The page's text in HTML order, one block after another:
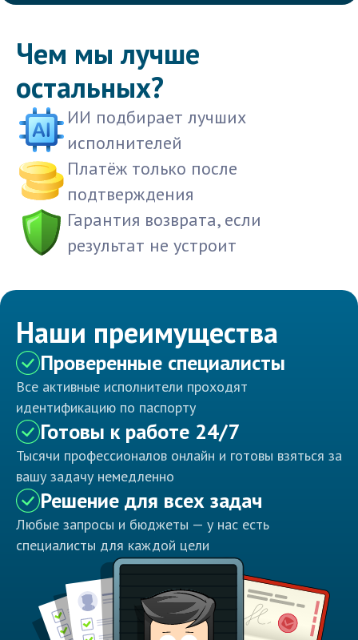
Чем мы лучше
остальных?
ИИ подбирает лучших
исполнителей
Платёж только после
подтверждения
Гарантия возврата, если
результат не устроит
Наши преимущества
Проверенные специалисты
Все активные исполнители проходят
идентификацию по паспорту
Готовы к работе 24/7
Тысячи профессионалов онлайн и готовы взяться за
вашу задачу немедленно
Решение для всех задач
Любые запросы и бюджеты — у нас есть
специалисты для каждой цели